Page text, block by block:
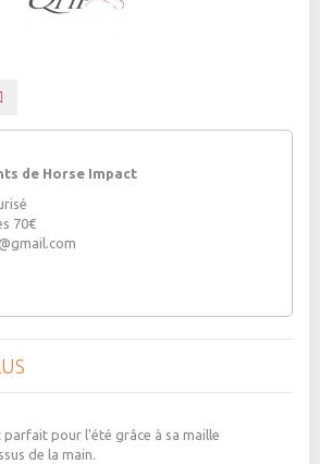
de Horse Impact
70€
parfait pour l'été grâce à sa maille
de la main.